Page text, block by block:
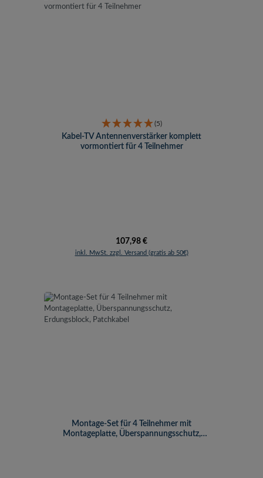
(5)
Kabel-TV Antennenverstärker komplett
vormontiert für 4 Teilnehmer
Regulärer Preis:
107,98 €
inkl. MwSt. zzgl. Versand (gratis ab 50€)
Montage-Set für 4 Teilnehmer mit
Montageplatte, Überspannungsschutz,